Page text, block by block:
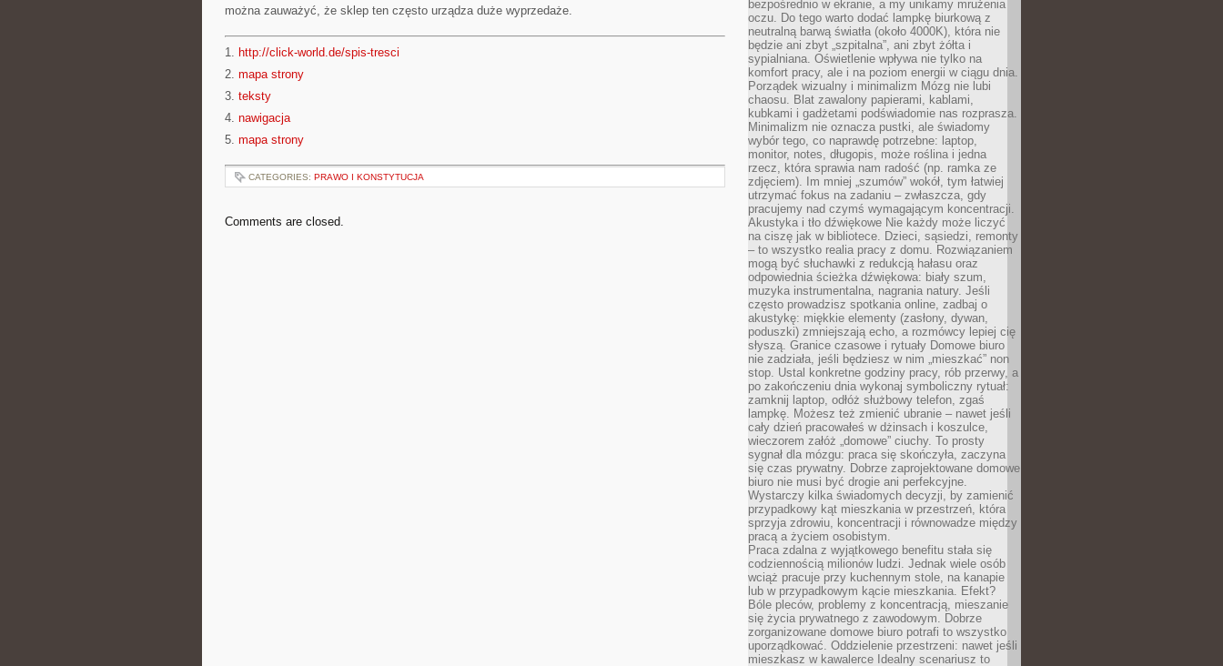
można zauważyć, że sklep ten często urządza duże wyprzedaże.
1. http://click-world.de/spis-tresci
2. mapa strony
3. teksty
4. nawigacja
5. mapa strony
CATEGORIES: PRAWO I KONSTYTUCJA
Comments are closed.
bezpośrednio w ekranie, a my unikamy mrużenia
oczu. Do tego warto dodać lampkę biurkową z
neutralną barwą światła (około 4000K), która nie
będzie ani zbyt „szpitalna”, ani zbyt żółta i
sypialniana. Oświetlenie wpływa nie tylko na
komfort pracy, ale i na poziom energii w ciągu dnia.
Porządek wizualny i minimalizm Mózg nie lubi
chaosu. Blat zawalony papierami, kablami,
kubkami i gadżetami podświadomie nas rozprasza.
Minimalizm nie oznacza pustki, ale świadomy
wybór tego, co naprawdę potrzebne: laptop,
monitor, notes, długopis, może roślina i jedna
rzecz, która sprawia nam radość (np. ramka ze
zdjęciem). Im mniej „szumów” wokół, tym łatwiej
utrzymać fokus na zadaniu – zwłaszcza, gdy
pracujemy nad czymś wymagającym koncentracji.
Akustyka i tło dźwiękowe Nie każdy może liczyć
na ciszę jak w bibliotece. Dzieci, sąsiedzi, remonty
– to wszystko realia pracy z domu. Rozwiązaniem
mogą być słuchawki z redukcją hałasu oraz
odpowiednia ścieżka dźwiękowa: biały szum,
muzyka instrumentalna, nagrania natury. Jeśli
często prowadzisz spotkania online, zadbaj o
akustykę: miękkie elementy (zasłony, dywan,
poduszki) zmniejszają echo, a rozmówcy lepiej cię
słyszą. Granice czasowe i rytuały Domowe biuro
nie zadziała, jeśli będziesz w nim „mieszkać” non
stop. Ustal konkretne godziny pracy, rób przerwy, a
po zakończeniu dnia wykonaj symboliczny rytuał:
zamknij laptop, odłóż służbowy telefon, zgaś
lampkę. Możesz też zmienić ubranie – nawet jeśli
cały dzień pracowałeś w dżinsach i koszulce,
wieczorem załóż „domowe” ciuchy. To prosty
sygnał dla mózgu: praca się skończyła, zaczyna
się czas prywatny. Dobrze zaprojektowane domowe
biuro nie musi być drogie ani perfekcyjne.
Wystarczy kilka świadomych decyzji, by zamienić
przypadkowy kąt mieszkania w przestrzeń, która
sprzyja zdrowiu, koncentracji i równowadze między
pracą a życiem osobistym.
Praca zdalna z wyjątkowego benefitu stała się
codziennością milionów ludzi. Jednak wiele osób
wciąż pracuje przy kuchennym stole, na kanapie
lub w przypadkowym kącie mieszkania. Efekt?
Bóle pleców, problemy z koncentracją, mieszanie
się życia prywatnego z zawodowym. Dobrze
zorganizowane domowe biuro potrafi to wszystko
uporządkować. Oddzielenie przestrzeni: nawet jeśli
mieszkasz w kawalerce Idealny scenariusz to